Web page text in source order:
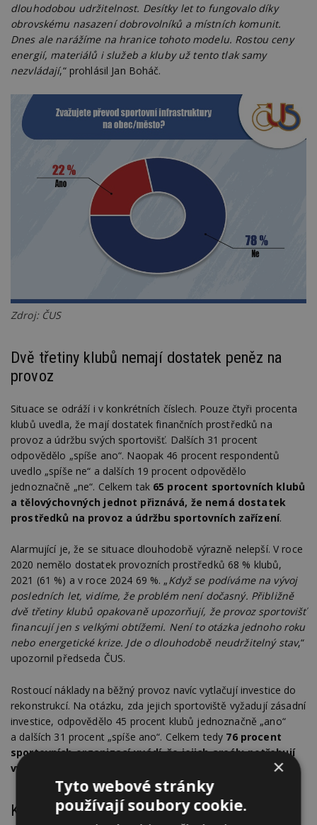
dlouhodobou udržitelnost. Desítky let to fungovalo díky
obrovskému nasazení dobrovolníků a místních komunit.
Dnes ale narážíme na hranice tohoto modelu. Rostou ceny
energií, materiálů i služeb a kluby už tento tlak samy
nezvládají,“ prohlásil Jan Boháč.
Zdroj: ČUS
Dvě třetiny klubů nemají dostatek peněz na
provoz
Situace se odráží i v konkrétních číslech. Pouze čtyři procenta
klubů uvedla, že mají dostatek finančních prostředků na
provoz a údržbu svých sportovišť. Dalších 31 procent
odpovědělo „spíše ano“. Naopak 46 procent respondentů
uvedlo „spíše ne“ a dalších 19 procent odpovědělo
jednoznačně „ne“. Celkem tak 65 procent sportovních klubů
a tělovýchovných jednot přiznává, že nemá dostatek
prostředků na provoz a údržbu sportovních zařízení.
Alarmující je, že se situace dlouhodobě výrazně nelepší. V roce
2020 nemělo dostatek provozních prostředků 68 % klubů,
2021 (61 %) a v roce 2024 69 %. „Když se podíváme na vývoj
posledních let, vidíme, že problém není dočasný. Přibližně
dvě třetiny klubů opakovaně upozorňují, že provoz sportovišť
financují jen s velkými obtížemi. Není to otázka jednoho roku
nebo energetické krize. Jde o dlouhodobě neudržitelný stav,“
upozornil předseda ČUS.
Rostoucí náklady na běžný provoz navíc vytlačují investice do
rekonstrukcí. Na otázku, zda jejich sportoviště vyžadují zásadní
investice, odpovědělo 45 procent klubů jednoznačně „ano“
a dalších 31 procent „spíše ano“. Celkem tedy 76 procent
sportovních organizací uvádí, že jejich areály potřebují
významné opravy nebo modernizaci
Kluby volají po návratu podpory provozu
×
Tyto webové stránky
používají soubory cookie.